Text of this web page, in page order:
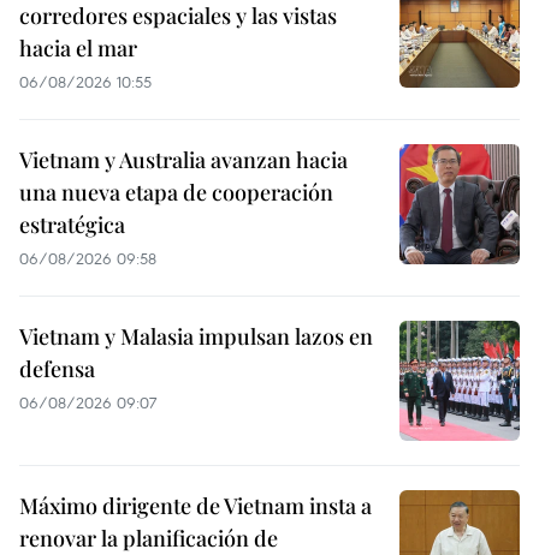
corredores espaciales y las vistas
hacia el mar
06/08/2026 10:55
Vietnam y Australia avanzan hacia
una nueva etapa de cooperación
estratégica
06/08/2026 09:58
Vietnam y Malasia impulsan lazos en
defensa
06/08/2026 09:07
Máximo dirigente de Vietnam insta a
renovar la planificación de